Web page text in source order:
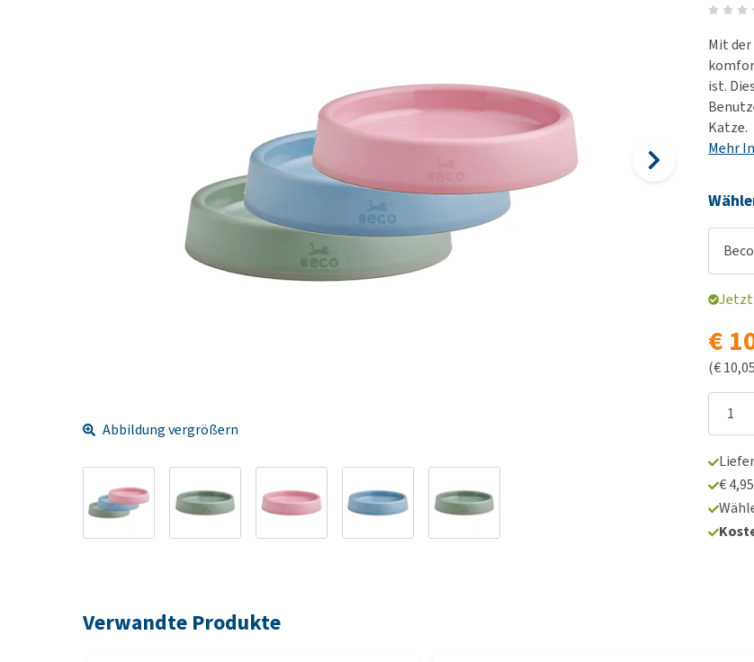
Halter
Alles ansehen
Alles ansehenMit
ist.
Katze.
Mehr
Abbildung vergrößern
Jetzt
€
(€
€
Verwandte Produkte